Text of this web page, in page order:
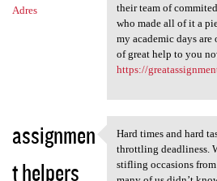
Adres
their team of
who made all of it a
my academic days
of great help to you
https://
assignmen
t helpers
Hard times and
Hard times and hard
throttling deadliness.
stifling occasions